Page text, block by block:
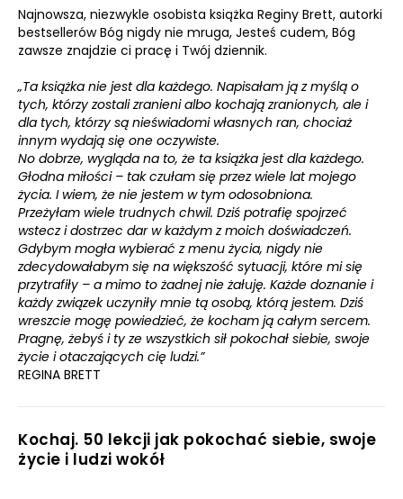
Najnowsza, niezwykle osobista książka Reginy Brett, autorki
bestsellerów Bóg nigdy nie mruga, Jesteś cudem, Bóg
zawsze znajdzie ci pracę i Twój dziennik.
„Ta książka nie jest dla każdego. Napisałam ją z myślą o
tych, którzy zostali zranieni albo kochają zranionych, ale i
dla tych, którzy są nieświadomi własnych ran, chociaż
innym wydają się one oczywiste.
No dobrze, wygląda na to, że ta książka jest dla każdego.
Głodna miłości – tak czułam się przez wiele lat mojego
życia. I wiem, że nie jestem w tym odosobniona.
Przeżyłam wiele trudnych chwil. Dziś potrafię spojrzeć
wstecz i dostrzec dar w każdym z moich doświadczeń.
Gdybym mogła wybierać z menu życia, nigdy nie
zdecydowałabym się na większość sytuacji, które mi się
przytrafiły – a mimo to żadnej nie żałuję. Każde doznanie i
każdy związek uczyniły mnie tą osobą, którą jestem. Dziś
wreszcie mogę powiedzieć, że kocham ją całym sercem.
Pragnę, żebyś i ty ze wszystkich sił pokochał siebie, swoje
życie i otaczających cię ludzi.”
REGINA BRETT
Kochaj. 50 lekcji jak pokochać siebie, swoje
życie i ludzi wokół